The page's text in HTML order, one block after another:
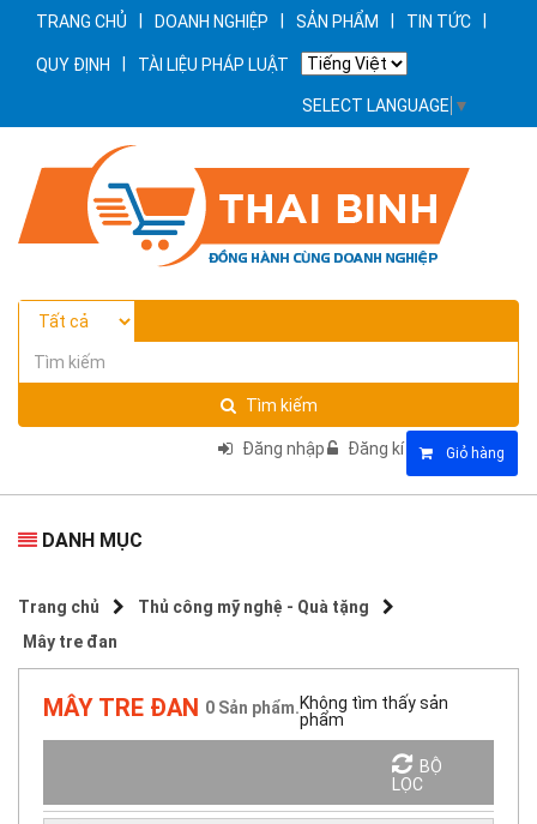
TRANG CHỦ DOANH NGHIỆP SẢN PHẨM TIN TỨC
QUY ĐỊNH TÀI LIỆU PHÁP LUẬT
SELECT LANGUAGE ▼
Tìm kiếm
Đăng nhập Đăng kí Giỏ hàng
DANH MỤC
Trang chủ
Thủ công mỹ nghệ - Quà tặng
Mây tre đan
MÂY TRE ĐAN 0 Sản phẩm.Không tìm thấy sản
phẩm
BỘ
LỌC